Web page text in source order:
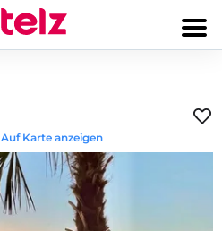
Auf Karte anzeigen